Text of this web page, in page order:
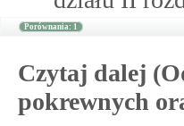
Porównania: 1
Czytaj dalej
pokrewnych